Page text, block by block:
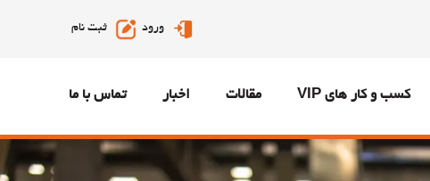
ورود ثبت نام
کسب و کار های VIP مقالات اخبار تماس با ما